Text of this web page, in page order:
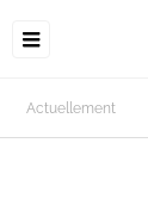
Actuellement